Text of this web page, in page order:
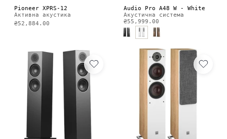
Pioneer XPRS-12
Активна акустика
₴52,884.00
Audio Pro A48 W - White
Акустична система
₴55,999.00